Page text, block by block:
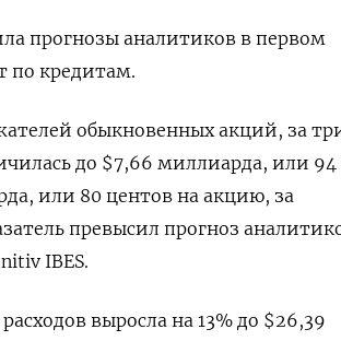
прогнозы аналитиков в первом
по кредитам.
обыкновенных акций, за
до $7,66 миллиарда, или 94
или 80 центов на акцию, за
превысил прогноз
IBES.
выросла на 13% до $26,39